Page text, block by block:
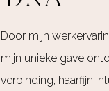
Door mijn
mijn unieke gave
verbinding, haarfijn